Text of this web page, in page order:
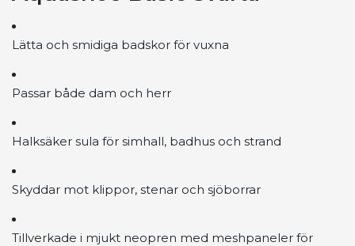
Lätta och smidiga badskor för vuxna
Passar både dam och herr
Halksäker sula för simhall, badhus och strand
Skyddar mot klippor, stenar och sjöborrar
Tillverkade i mjukt neopren med meshpaneler för